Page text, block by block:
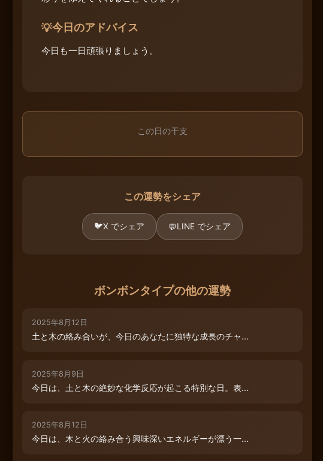
💡今日のアドバイス
今日も一日頑張りましょう。
この日の干支
この運勢をシェア
🐦X でシェア 💬LINE でシェア
ボンボンタイプの他の運勢
2025年8月12日
土と木の絡み合いが、今日のあなたに独特な成長のチャ...
2025年8月9日
今日は、土と木の絶妙な化学反応が起こる特別な日。表...
2025年8月12日
今日は、木と火の絡み合う興味深いエネルギーが漂う一...